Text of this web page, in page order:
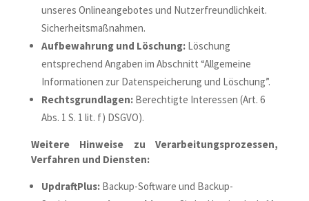
unseres Onlineangebotes und Nutzerfreundlichkeit.
Sicherheitsmaßnahmen.
Aufbewahrung und Löschung:Löschung
entsprechend Angaben im Abschnitt “Allgemeine
Informationen zur Datenspeicherung und Löschung”.
Rechtsgrundlagen:Berechtigte Interessen (Art. 6
Abs. 1 S. 1 lit. f) DSGVO).
Weitere Hinweise zu Verarbeitungsprozessen,
Verfahren und Diensten:
UpdraftPlus: Backup-Software und Backup-